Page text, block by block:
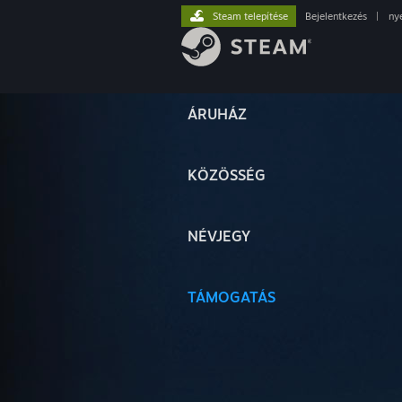
ÁRUHÁZ
KÖZÖSSÉG
NÉVJEGY
TÁMOGATÁS
Steam telepítése Bejelentkezés